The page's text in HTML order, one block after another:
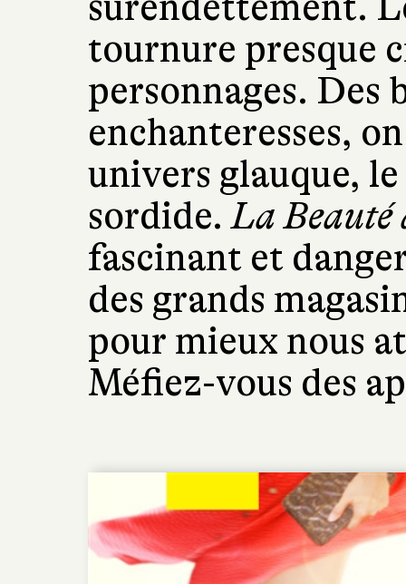
tournure presque
personnages. Des
enchanteresses,
univers glauque,
sordide.La Beauté
fascinant et
des grands
pour mieux nous
Méfiez-vous des